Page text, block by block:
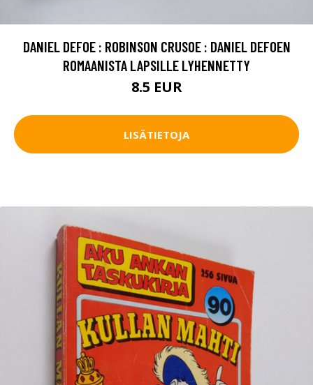
DANIEL DEFOE : ROBINSON CRUSOE : DANIEL DEFOEN
ROMAANISTA LAPSILLE LYHENNETTY
8.5 EUR
LISÄTIETOJA